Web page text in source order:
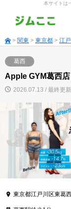
本サイトは
> 関東 > 東京都 > 江
葛西
Apple GYM葛西店
2026.07.13 / 最終更
東京都江戸川区東葛